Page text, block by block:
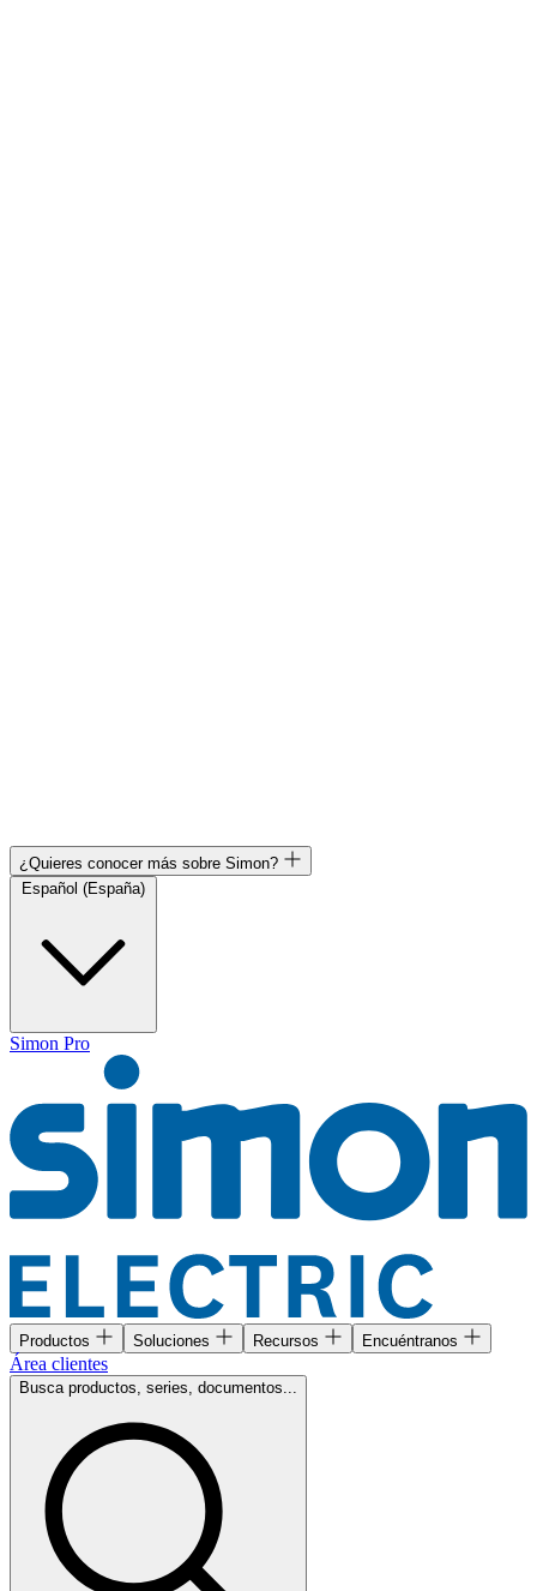
¿Quieres conocer más sobre Simon?
Simon Pro
Productos Soluciones Recursos Encuéntranos
Área clientes
Busca productos, series, documentos...